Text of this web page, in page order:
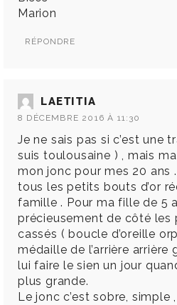
Marion
RÉPONDRE
LAETITIA
8 DÉCEMBRE 2016 À 11:30
Je ne sais pas si c’est une
suis toulousaine ) , mais
mon jonc pour mes 20 ans
tous les petits bouts d’or
famille . Pour ma fille de 5
précieusement de côté les
cassés ( boucle d’oreille
médaille de l’arrière arrière
lui faire le sien un jour
plus grande.
Le jonc c’est sobre,